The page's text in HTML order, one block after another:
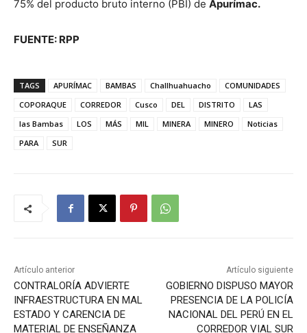
75% del producto bruto interno (PBI) de Apurímac.
FUENTE: RPP
TAGS APURÍMAC BAMBAS Challhuahuacho
COMUNIDADES
COPORAQUE
CORREDOR Cusco DEL DISTRITO
LAS
las Bambas
LOS MÁS MIL MINERA MINERO
Noticias
PARA
SUR
Artículo anterior
CONTRALORÍA ADVIERTE
INFRAESTRUCTURA EN MAL
ESTADO Y CARENCIA DE
MATERIAL DE ENSEÑANZA
Artículo siguiente
GOBIERNO DISPUSO MAYOR
PRESENCIA DE LA POLICÍA
NACIONAL DEL PERÚ EN EL
CORREDOR VIAL SUR